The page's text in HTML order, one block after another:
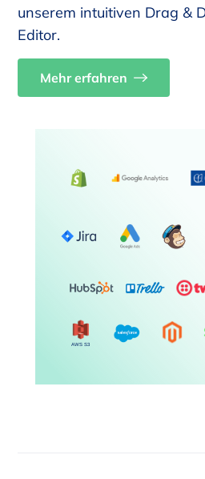
unserem intuitiven Drag &
Editor.
Mehr erfahren